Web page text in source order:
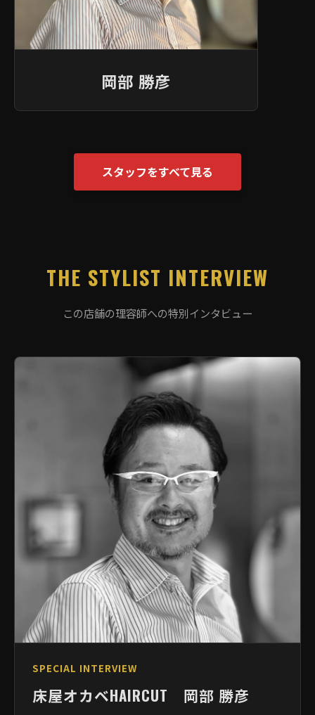
岡部 勝彦
スタッフをすべて見る
THE STYLIST INTERVIEW
この店舗の理容師への特別インタビュー
SPECIAL INTERVIEW
床屋オカベHAIRCUT 岡部 勝彦